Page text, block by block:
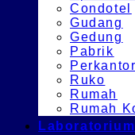
Condotel
Gudang
Gedung
Pabrik
Ruko
Rumah
Rumah